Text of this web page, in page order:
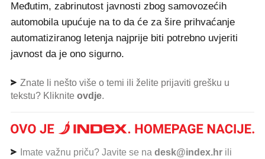
Međutim, zabrinutost javnosti zbog samovozećih
automobila upućuje na to da će za šire prihvaćanje
automatiziranog letenja najprije biti potrebno uvjeriti
javnost da je ono sigurno.
Znate li nešto više o temi ili želite prijaviti grešku u
tekstu? Kliknite ovdje.
Imate važnu priču? Javite se na desk@index.hr ili